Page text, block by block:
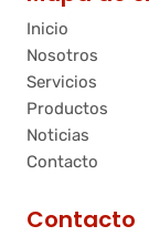
Inicio
Nosotros
Servicios
Productos
Noticias
Contacto
Contacto